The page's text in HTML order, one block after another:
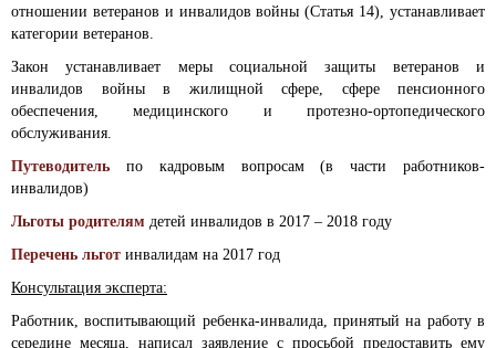
отношении ветеранов и инвалидов войны (Статья 14), устанавливает
категории ветеранов.
Закон устанавливает меры социальной защиты ветеранов и
инвалидов войны в жилищной сфере, сфере пенсионного
обеспечения, медицинского и протезно-ортопедического
обслуживания.
Путеводитель по кадровым вопросам (в части работников-
инвалидов)
Льготы родителям детей инвалидов в 2017 – 2018 году
Перечень льгот инвалидам на 2017 год
Консультация эксперта:
Работник, воспитывающий ребенка-инвалида, принятый на работу в
середине месяца, написал заявление с просьбой предоставить ему